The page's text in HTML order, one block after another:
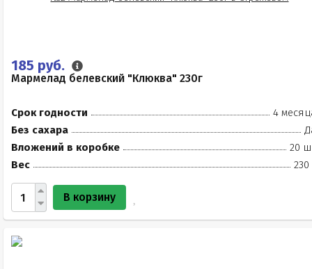
185 руб.
Мармелад белевский "Клюква" 230г
Срок годности
4
Без сахара
Вложений в коробке
20
Вес
230
В корзину